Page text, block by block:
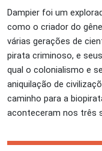
Dampier foi um
como o criador do
várias gerações de
pirata criminoso, e
qual o colonialismo e
aniquilação de
caminho para a
aconteceram nos três